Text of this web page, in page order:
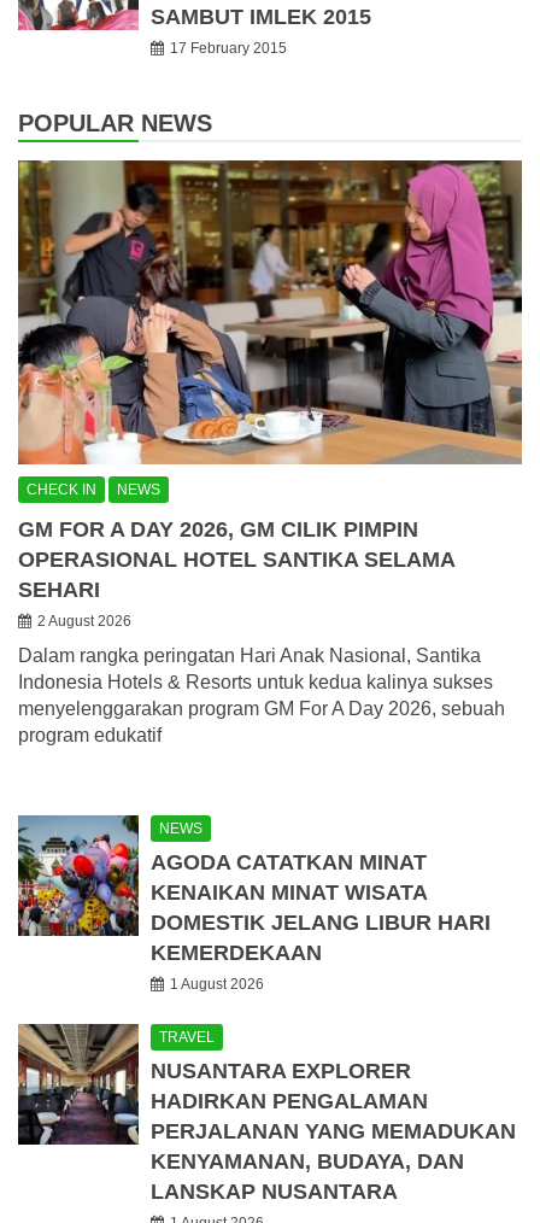
SAMBUT IMLEK 2015
17 February 2015
POPULAR NEWS
CHECK IN NEWS
GM FOR A DAY 2026, GM CILIK PIMPIN
OPERASIONAL HOTEL SANTIKA SELAMA
SEHARI
2 August 2026
Dalam rangka peringatan Hari Anak Nasional, Santika
Indonesia Hotels & Resorts untuk kedua kalinya sukses
menyelenggarakan program GM For A Day 2026, sebuah
program edukatif
NEWS
AGODA CATATKAN MINAT
KENAIKAN MINAT WISATA
DOMESTIK JELANG LIBUR HARI
KEMERDEKAAN
1 August 2026
TRAVEL
NUSANTARA EXPLORER
HADIRKAN PENGALAMAN
PERJALANAN YANG MEMADUKAN
KENYAMANAN, BUDAYA, DAN
LANSKAP NUSANTARA